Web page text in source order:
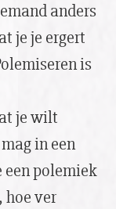
anders
je je ergert
is
je wilt
in een
een polemiek
hoe ver